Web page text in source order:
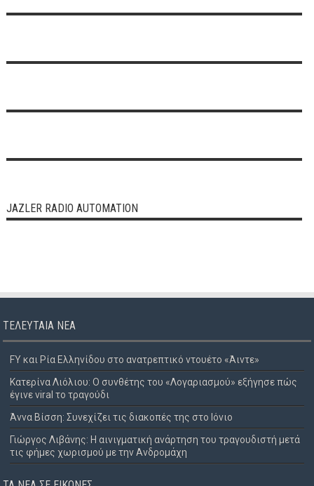
JAZLER RADIO AUTOMATION
ΤΕΛΕΥΤΑΊΑ ΝΈΑ
FY και Ρία Ελληνίδου στο ανατρεπτικό ντουέτο «Άιντε»
Κατερίνα Λιόλιου: Ο συνθέτης του «Λογαριασμού» εξήγησε πώς
έγινε viral το τραγούδι
Άννα Βίσση: Συνεχίζει τις διακοπές της στο Ιόνιο
Γιώργος Λιβάνης: Η αινιγματική ανάρτηση του τραγουδιστή μετά
τις φήμες χωρισμού με την Ανδρομάχη